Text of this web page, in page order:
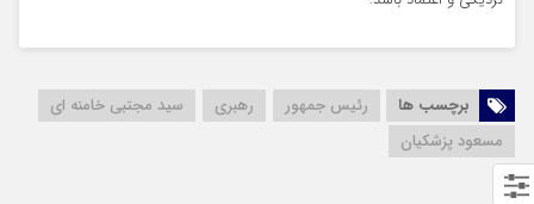
برچسب ها رئیس جمهور رهبری
سید مجتبی خامنه ای
مسعود پزشکیان